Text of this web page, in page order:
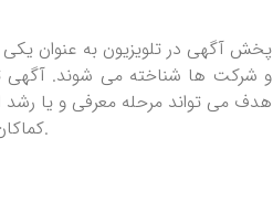
پخش آگهی در تلویزیون به عنوان یکی
و شرکت ها شناخته می شوند. آگهی
هدف می تواند مرحله معرفی و یا رشد
ای است بیشترین تاثیر گذاری را روی مخاطبین می گذارند.